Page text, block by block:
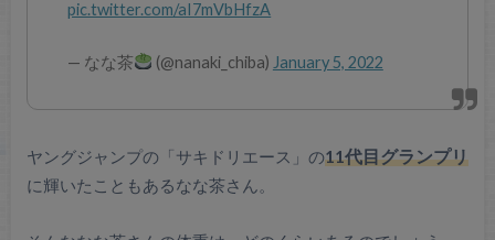
pic.twitter.com/aI7mVbHfzA
— なな茶 (@nanaki_chiba) January 5, 2022
ヤングジャンプの「サキドリエース」の11代目グランプリ
に輝いたこともあるなな茶さん。